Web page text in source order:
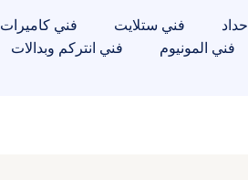
حداد فني ستلايت فني كاميرات
فني المونيوم فني انتركم وبدالات